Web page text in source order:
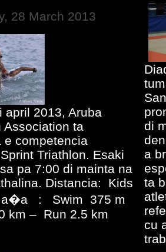
28 March 2013
april 2013, Aruba
Association ta
e competencia
Triathlon. Esaki
pa 7:00 di mainta na
Distancia: Kids
a�a : Swim 375 m
km – Run 2.5 km
di
a
ta
cu